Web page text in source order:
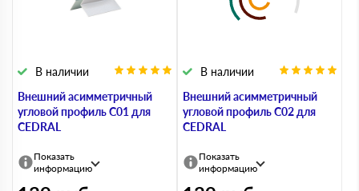
Внешний асимметричный
угловой профиль С01 для
CEDRAL
В наличии
Показать
информацию
Внешний асимметричный
угловой профиль С02 для
CEDRAL
В наличии
Показать
информацию